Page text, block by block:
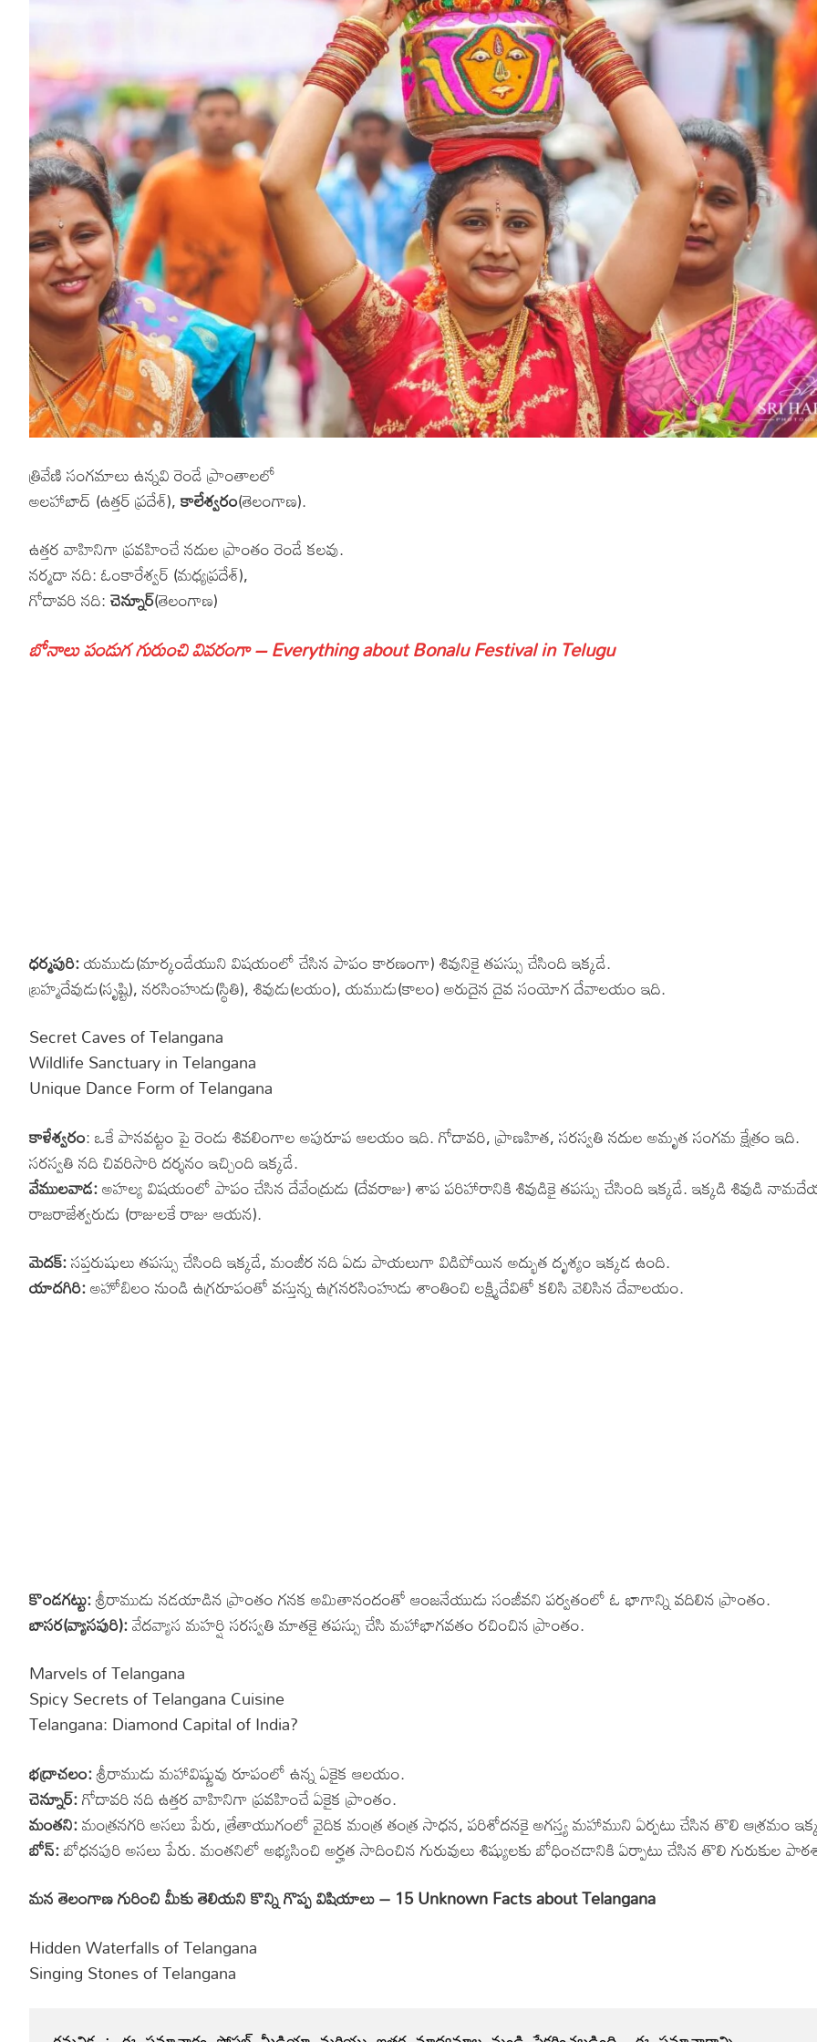
త్రివేణి సంగమాలు ఉన్నవి రెండే ప్రాంతాలలో
అలహాబాద్ (ఉత్తర్ ప్రదేశ్),కాలేశ్వరం(తెలంగాణ).
ఉత్తర వాహినిగా ప్రవహించే నదుల ప్రాంతం రెండే కలవు.
నర్మదా నది: ఓంకారేశ్వర్ (మధ్యప్రదేశ్),
గోదావరి నది:చెన్నూర్(తెలంగాణ)
బోనాలు పండుగ గురుంచి వివరంగా – Everything about Bonalu Festival in Telugu
ధర్మపురి:యముడు(మార్కండేయుని విషయంలో చేసిన పాపం కారణంగా) శివునికై తపస్సు చేసింది ఇక్కడే.
బ్రహ్మదేవుడు(సృష్టి), నరసింహుడు(స్థితి), శివుడు(లయం), యముడు(కాలం) అరుదైన దైవ సంయోగ దేవాలయం ఇది.
Secret Caves of Telangana
Wildlife Sanctuary in Telangana
Unique Dance Form of Telangana
కాళేశ్వరం: ఒకే పానవట్టం పై రెండు శివలింగాల అపురూప ఆలయం ఇది. గోదావరి, ప్రాణహిత, సరస్వతి నదుల అమృత సంగమ క్షేత్రం ఇది.
సరస్వతి నది చివరిసారి దర్శనం ఇచ్చింది ఇక్కడే.
వేములవాడ:అహల్య విషయంలో పాపం చేసిన దేవేంద్రుడు (దేవరాజు) శాప పరిహారానికి శివుడికై తపస్సు చేసింది ఇక్కడే. ఇక్కడి శివుడి
రాజరాజేశ్వరుడు (రాజులకే రాజు ఆయన).
మెదక్:సప్తరుషులు తపస్సు చేసింది ఇక్కడే, మంజీర నది ఏడు పాయలుగా విడిపోయిన అద్భుత దృశ్యం ఇక్కడ ఉంది.
యాదగిరి:అహోబిలం నుండి ఉగ్రరూపంతో వస్తున్న ఉగ్రనరసింహుడు శాంతించి లక్ష్మిదేవితో కలిసి వెలిసిన దేవాలయం.
కొండగట్టు:శ్రీరాముడు నడయాడిన ప్రాంతం గనక అమితానందంతో ఆంజనేయుడు సంజీవని పర్వతంలో ఓ భాగాన్ని వదిలిన ప్రాంతం.
బాసర(వ్యాసపురి):వేదవ్యాస మహర్షి సరస్వతి మాతకై తపస్సు చేసి మహాభాగవతం రచించిన ప్రాంతం.
Marvels of Telangana
Spicy Secrets of Telangana Cuisine
Telangana: Diamond Capital of India?
భద్రాచలం:శ్రీరాముడు మహావిష్ణువు రూపంలో ఉన్న ఏకైక ఆలయం.
చెన్నూర్:గోదావరి నది ఉత్తర వాహినిగా ప్రవహించే ఏకైక ప్రాంతం.
మంతని:మంత్రనగరి అసలు పేరు, త్రేతాయుగంలో వైదిక మంత్ర తంత్ర సాధన, పరిశోదనకై అగస్త్య మహాముని ఏర్పటు చేసిన తొలి ఆశ్రమం
బోన్:బోధనపురి అసలు పేరు. మంతనిలో అభ్యసించి అర్హత సాదించిన గురువులు శిష్యులకు బోధించడానికి ఏర్పాటు చేసిన తొలి గురుకుల
మన తెలంగాణ గురించి మీకు తెలియని కొన్ని గొప్ప విషియాలు – 15 Unknown Facts about Telangana
Hidden Waterfalls of Telangana
Singing Stones of Telangana